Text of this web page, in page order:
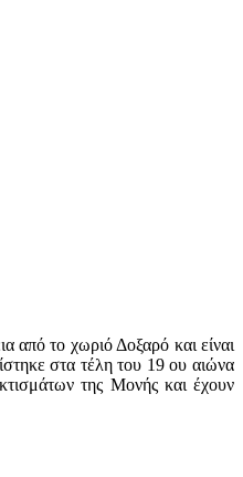
το χωριό Δοξαρό και είναι
στα τέλη του 19 ου αιώνα
της Μονής και έχουν